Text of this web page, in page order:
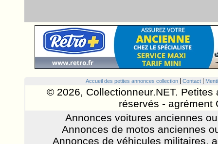
Accueil des petites annonces collection Contact
© 2026, Collectionneur.NET.
réservés - agrément
Annonces voitures anciennes
Annonces de motos anciennes
Annonces de véhicules militaires,